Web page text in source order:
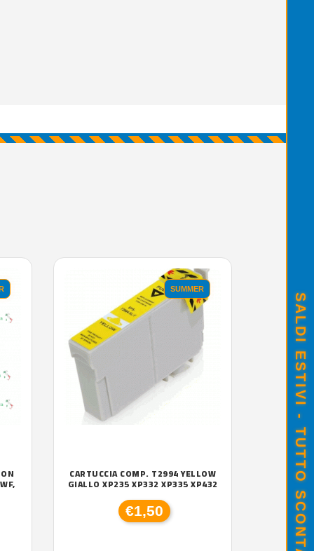
SUMMER
CARTUCCIA COMP. T2994 YELLOW
GIALLO XP235 XP332 XP335 XP432
€1,50
SALDI ESTIVI - TUTTO SCONTATO